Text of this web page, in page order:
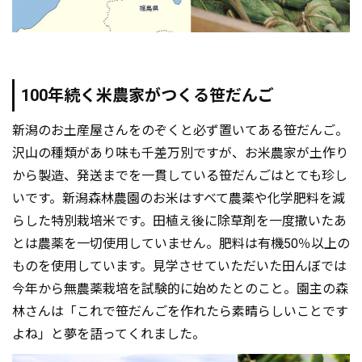
100年続く米農家がつくる笹だんご
新潟のお土産屋さんをのぞくと必ず置いてある笹だんご。
沢山の種類があり味も千差万別ですが、お米農家が土作り
から製造、発送までを一貫している笹だんごはとても珍し
いです。新潟森林農園のお米はすべて農薬や化学肥料を減
らした特別栽培米です。田植え後に除草剤を一度撒いたあ
とは農薬を一切使用していません。肥料は有機50％以上の
ものを使用しています。見学させていただいた田んぼでは
今年から無農薬栽培を試験的に始めたとのこと。園主の森
林さんは「これで笹だんごを作れたら素晴らしいことです
よね」と夢を語ってくれました。